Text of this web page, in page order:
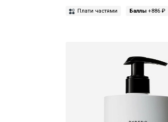
Плати частями Баллы +886 ₽